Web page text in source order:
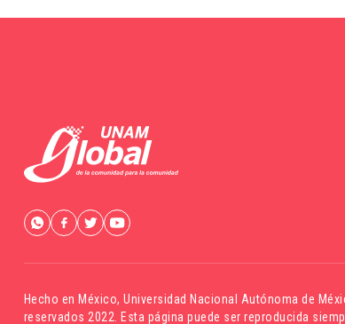
Hecho en México,Universidad Nacional Autónoma de
reservados 2022. Esta página puede ser reproducida